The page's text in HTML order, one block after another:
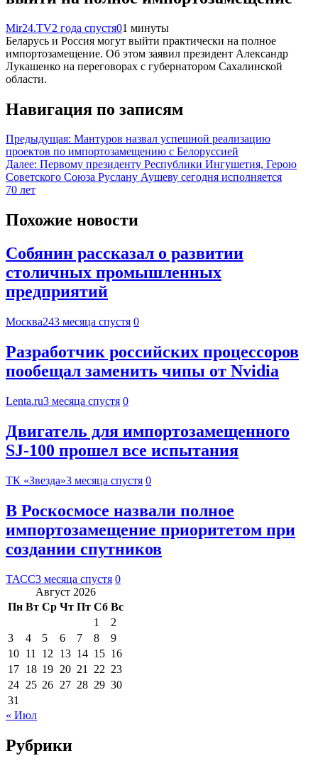
Mir24.TV2 года спустя01 минуты
Беларусь и Россия могут выйти практически на полное
импортозамещение. Об этом заявил президент Александр
Лукашенко на переговорах с губернатором Сахалинской
области.
Навигация по записям
Предыдущая: Мантуров назвал успешной реализацию
проектов по импортозамещению с Белоруссией
Далее: Первому президенту Республики Ингушетия, Герою
Советского Союза Руслану Аушеву сегодня исполняется
70 лет
Похожие новости
Собянин рассказал о развитии
столичных промышленных
предприятий
Москва243 месяца спустя 0
Разработчик российских процессоров
пообещал заменить чипы от Nvidia
Lenta.ru3 месяца спустя 0
Двигатель для импортозамещенного
SJ-100 прошел все испытания
ТК «Звезда»3 месяца спустя 0
В Роскосмосе назвали полное
импортозамещение приоритетом при
создании спутников
ТАСС3 месяца спустя 0
Август 2026
Пн Вт Ср Чт Пт Сб Вс
1
2
3
4 5 6 7 8
9
10 11 12 13 14 15 16
17 18 19 20 21 22 23
24 25 26 27 28 29 30
31
« Июл
Рубрики